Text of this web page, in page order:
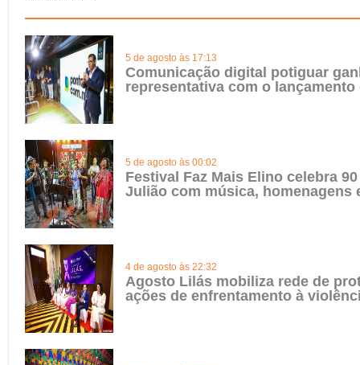
5 de agosto às 17:13
Comunicação digital potiguar
representativa com o lançamento
5 de agosto às 00:02
Festival Faz Mais Elino celebra
Julião com música, homenagens
4 de agosto às 22:32
Agosto Lilás mobiliza rede de
ações de enfrentamento à